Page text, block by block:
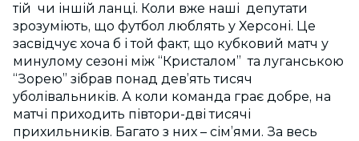
тій чи іншій ланці. Коли вже наші депутати
зрозуміють, що футбол люблять у Херсоні. Це
засвідчує хоча б і той факт, що кубковий матч у
минулому сезоні між “Кристалом” та луганською
“Зорею” зібрав понад дев’ять тисяч
уболівальників. А коли команда грає добре, на
матчі приходить півтори-дві тисячі
прихильників. Багато з них – сім’ями. За весь